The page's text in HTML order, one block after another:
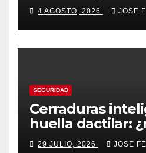
4 AGOSTO, 2026 JOSE
SEGURIDAD
Cerraduras
huella dactilar:
pena?
29 JULIO, 2026 JOSE